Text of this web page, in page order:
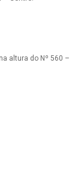
altura do Nº 560 –